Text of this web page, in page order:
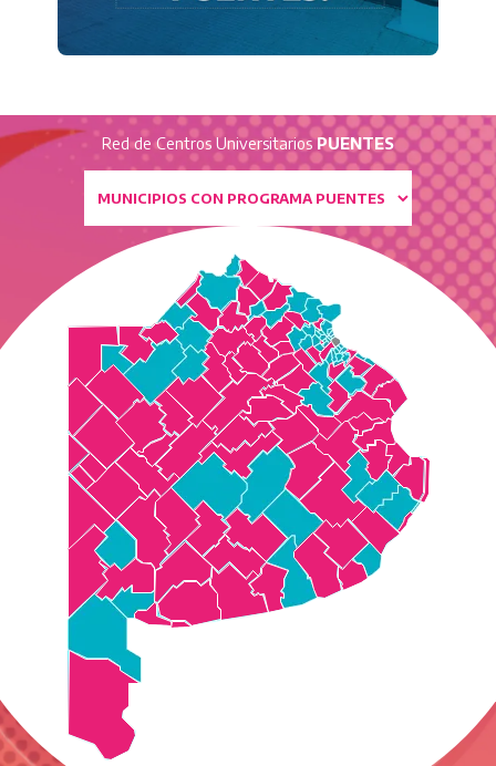
Red de Centros UniversitariosPUENTES